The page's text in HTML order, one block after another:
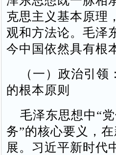
克思主义基本原理
观和方法论。毛泽
今中国依然具有根
（一）政治引领
的根本原则
毛泽东思想中“党
务”的核心要义，
展。习近平新时代